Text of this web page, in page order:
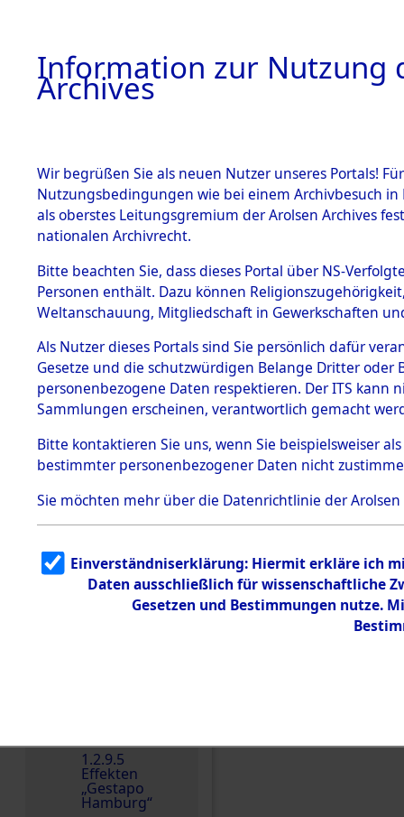
BESTÄNDE
1.
Inhaftierungsdoku
mente
1.2.9 Beim ITS
Effekten
1.2.9.1
Effekten aus
dem KZ
Dachau
Dokument
e
1.2.9.2
Effekten aus
dem KZ
Landesentsch
ädigungsamt
1.2.9.5
Effekten
„Gestapo
Hamburg“
0009
Information zur Nutzung
Archives
Wir begrüßen Sie als neuen Nutzer unseres Portals!
Nutzungsbedingungen wie bei einem Archivbesuch
als oberstes Leitungsgremium der Arolsen Archives
nationalen Archivrecht.
Bitte beachten Sie, dass dieses Portal über NS-
Personen enthält. Dazu können
Weltanschauung, Mitgliedschaft in Gewerkschaften
Als Nutzer dieses Portals sind Sie persönlich dafür
Gesetze und die schutzwürdigen Belange Dritter
personenbezogene Daten respektieren. Der ITS
Sammlungen erscheinen, verantwortlich gemacht
Bitte kontaktieren Sie uns, wenn Sie beispielsweiser
bestimmter personenbezogener Daten nicht
Sie möchten mehr über die Datenrichtlinie der Arolsen
Einverständniserklärung: Hiermit erkläre ich
Daten ausschließlich für wissenschaftliche
Gesetzen und Bestimmungen nutze.